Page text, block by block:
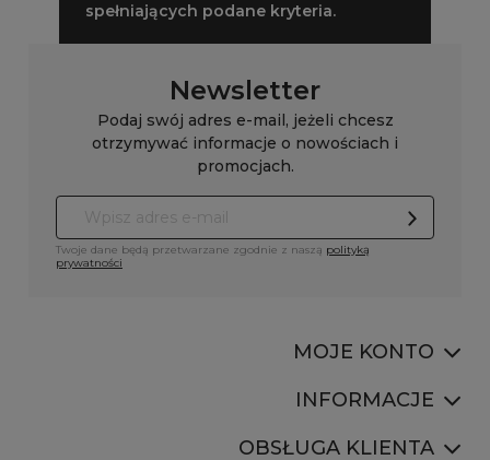
spełniających podane kryteria.
Newsletter
Podaj swój adres e-mail, jeżeli chcesz
otrzymywać informacje o nowościach i
promocjach.
Twoje dane będą przetwarzane zgodnie z naszą polityką
prywatności
MOJE KONTO
INFORMACJE
OBSŁUGA KLIENTA